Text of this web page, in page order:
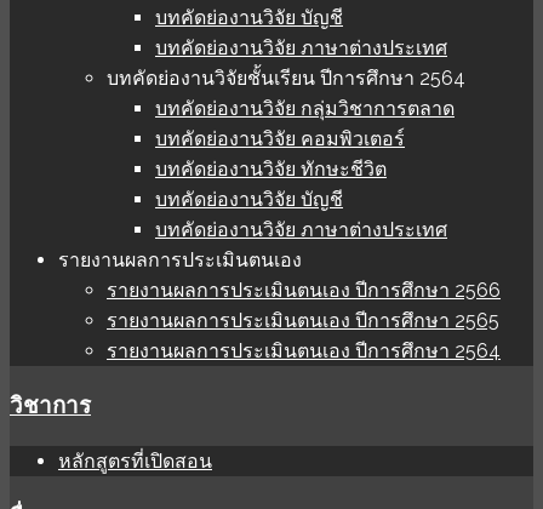
บทคัดย่องานวิจัย บัญชี
บทคัดย่องานวิจัย ภาษาต่างประเทศ
บทคัดย่องานวิจัยชั้นเรียน ปีการศึกษา 2564
บทคัดย่องานวิจัย กลุ่มวิชาการตลาด
บทคัดย่องานวิจัย คอมพิวเตอร์
บทคัดย่องานวิจัย ทักษะชีวิต
บทคัดย่องานวิจัย บัญชี
บทคัดย่องานวิจัย ภาษาต่างประเทศ
รายงานผลการประเมินตนเอง
รายงานผลการประเมินตนเอง ปีการศึกษา 2566
รายงานผลการประเมินตนเอง ปีการศึกษา 2565
รายงานผลการประเมินตนเอง ปีการศึกษา 2564
วิชาการ
หลักสูตรที่เปิดสอน